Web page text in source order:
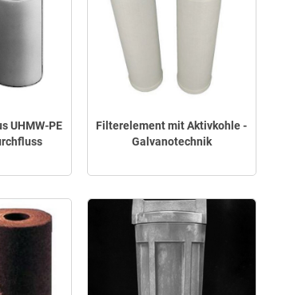
UHMW-PE
Filterelement mit Aktivkohle -
Galvanotechnik